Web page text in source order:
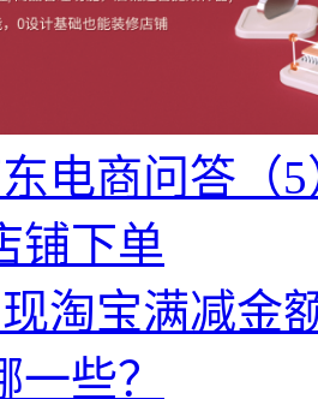
电商问答（
铺下单
淘宝满减金
些？